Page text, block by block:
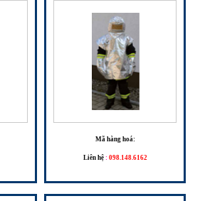
Mã hàng hoá:
Liên hệ : 098.148.6162